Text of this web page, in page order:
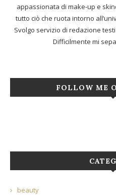
appassionata di make-up e
tutto ciò che ruota intorno
Svolgo servizio di redazione
Difficilmente mi
FOLLOW ME
beauty